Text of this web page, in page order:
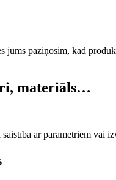
paziņosim, kad
materiāls…
ar parametriem vai